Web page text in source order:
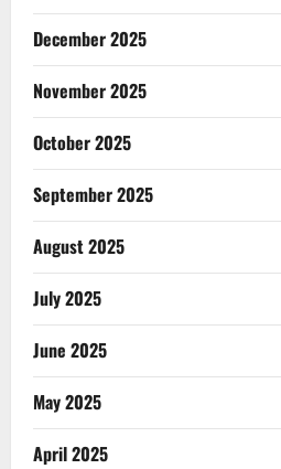
December 2025
November 2025
October 2025
September 2025
August 2025
July 2025
June 2025
May 2025
April 2025